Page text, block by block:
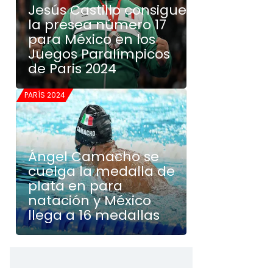
Jesús Castillo consigue
la presea número 17
para México en los
Juegos Paralímpicos
de Paris 2024
PARÍS 2024
Ángel Camacho se
cuelga la medalla de
plata en para
natación y México
llega a 16 medallas